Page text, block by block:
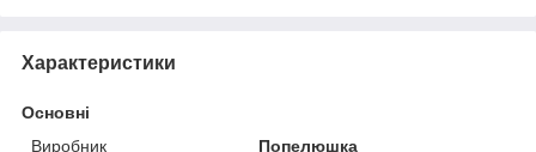
Характеристики
Основні
Виробник
Попелюшка